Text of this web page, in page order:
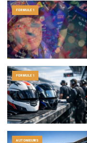
FORMULE 1
FORMULE 1
AUTONIEUWS